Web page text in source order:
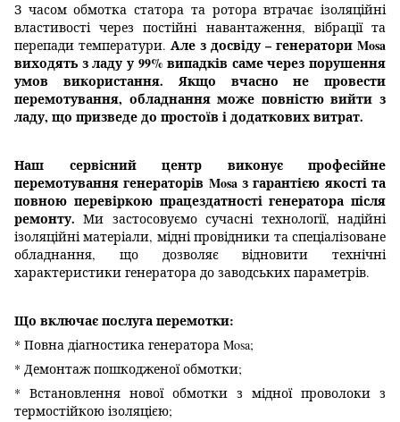
З часом обмотка статора та ротора втрачає ізоляційні
властивості через постійні навантаження, вібрації та
перепади температури. Але з досвіду – генератори Mosa
виходять з ладу у 99% випадків саме через порушення
умов використання.Якщо вчасно не провести
перемотування, обладнання може повністю вийти з
ладу, що призведе до простоїв і додаткових витрат.
Наш сервісний центр виконує професійне
перемотування генераторів Mosa з гарантією якості та
повною перевіркою працездатності генератора після
ремонту. Ми застосовуємо сучасні технології, надійні
ізоляційні матеріали, мідні провідники та спеціалізоване
обладнання, що дозволяє відновити технічні
характеристики генератора до заводських параметрів.
Що включає послуга перемотки:
* Повна діагностика генератора Mosa;
* Демонтаж пошкодженої обмотки;
* Встановлення нової обмотки з мідної проволоки з
термостійкою ізоляцією;